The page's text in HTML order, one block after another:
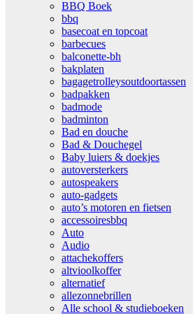
BBQ Boek
bbq
basecoat en topcoat
barbecues
balconette-bh
bakplaten
bagagetrolleysoutdoortassen
badpakken
badmode
badminton
Bad en douche
Bad & Douchegel
Baby luiers & doekjes
autoversterkers
autospeakers
auto-gadgets
auto’s motoren en fietsen
accessoiresbbq
Auto
Audio
attachekoffers
altvioolkoffer
alternatief
allezonnebrillen
Alle school & studieboeken